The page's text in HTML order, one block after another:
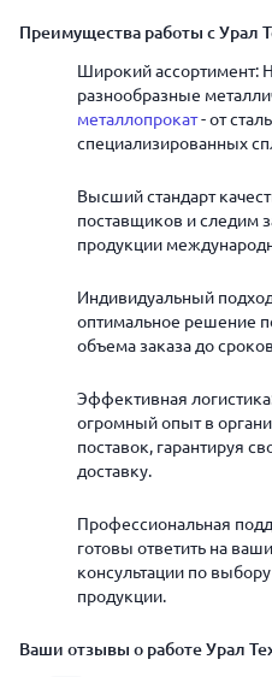
Преимущества работы с Урал
Широкий ассортимент:
разнообразные
металлопрокат- от
специализированных
Высший стандарт
поставщиков и следим
продукции
Индивидуальный
оптимальное решение
объема заказа до
Эффективная
огромный опыт в
поставок, гарантируя
доставку.
Профессиональная
готовы ответить на
консультации по
продукции.
Ваши отзывы о работе Урал